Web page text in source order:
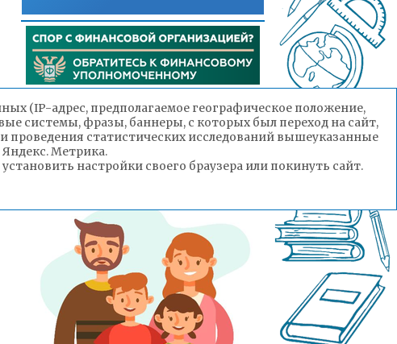
(IP-адрес, предполагаемое географическое положение,
системы, фразы, баннеры, с которых был переход на сайт,
проведения статистических исследований вышеуказанные
Метрика.
настройки своего браузера или покинуть сайт.